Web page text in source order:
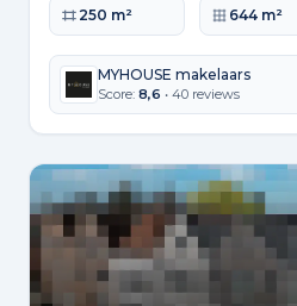
Woonoppervlakte
250 m² 644 m²
MYHOUSE makelaars
Score: 8,6 • 40 reviews